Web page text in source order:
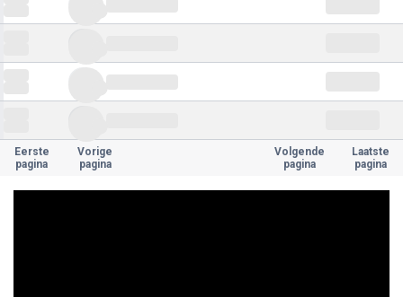
Eerste
pagina
Vorige
pagina
Volgende
pagina
Laatste
pagina